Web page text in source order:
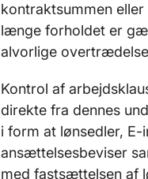
kontraktsummen
længe forholdet er
alvorlige
Kontrol af
direkte fra dennes
i form at lønsedler,
ansættelsesbeviser
med fastsættelsen af